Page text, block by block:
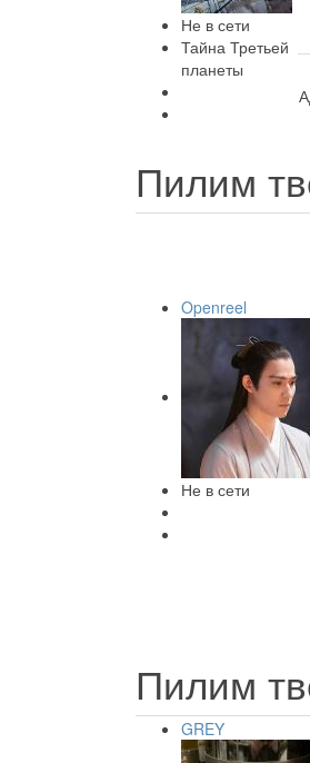
Не в сети
Тайна Третьей
планеты
Пилим
Openreel
Не в сети
Пилим
GREY